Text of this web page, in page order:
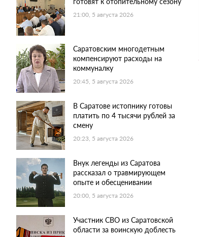
21:00, 5 августа 2026
Саратовским многодетным
компенсируют расходы на
коммуналку
20:45, 5 августа 2026
В Саратове истопнику готовы
платить по 4 тысячи рублей за
смену
20:23, 5 августа 2026
Внук легенды из Саратова
рассказал о травмирующем
опыте и обесценивании
20:00, 5 августа 2026
Участник СВО из Саратовской
области за воинскую доблесть